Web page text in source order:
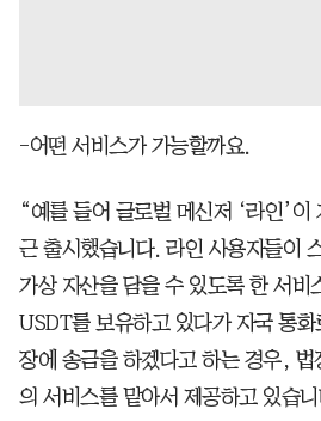
-어떤 서비스가 가능할까요.
“예를 들어 글로벌 메신저 ‘라인’이
근 출시했습니다. 라인 사용자들이
가상 자산을 담을 수 있도록 한 서비
USDT를 보유하고 있다가 자국 통
장에 송금을 하겠다고 하는 경우, 법
의 서비스를 맡아서 제공하고 있습